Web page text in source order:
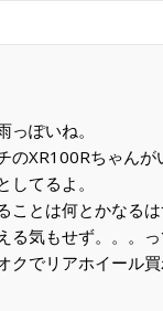
っぽいね。
のXR100Rちゃん
してるよ。
ことは何とかなる
る気もせず。。。っ
クでリアホイール買